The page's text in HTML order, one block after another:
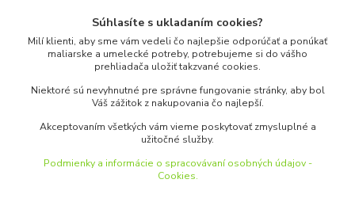
www.merkantil.sk
Pondelok-Piatok: 9.00-17.00hod.
objednavky@merkantil-obchod.sk
Súhlasíte s ukladaním cookies?
Milí klienti, aby sme vám vedeli čo najlepšie odporúčať a ponúkať
maliarske a umelecké potreby, potrebujeme si do vášho
prehliadača uložiť takzvané cookies.
Niektoré sú nevyhnutné pre správne fungovanie stránky, aby bol
Váš zážitok z nakupovania čo najlepší.
Akceptovaním všetkých vám vieme poskytovať zmysluplné a
užitočné služby.
Podmienky a informácie o spracovávaní osobných údajov -
Cookies.